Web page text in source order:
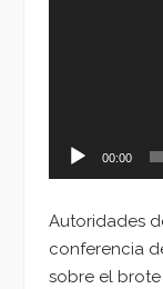
00:00
Autoridades
conferencia
sobre el brote